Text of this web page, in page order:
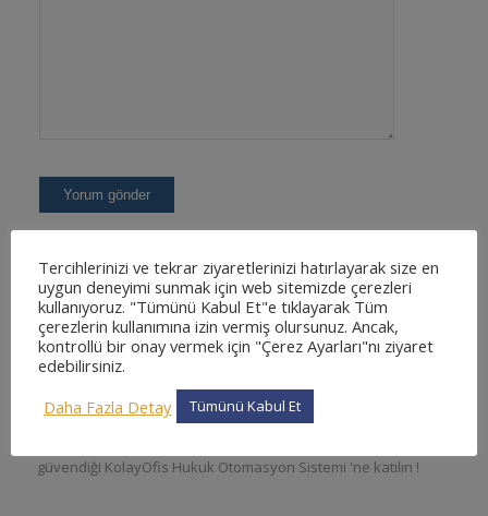
KOLAYOFIS HUKUK OTOMASYON SISTEMI NEDIR
En kapsamlı ve en detaylı, kullanımı kolay web tabanlı hukuk
güvendiği KolayOfis Hukuk Otomasyon Sistemi 'ne katılın !
Tercihlerinizi ve tekrar ziyaretlerinizi hatırlayarak size en
uygun deneyimi sunmak için web sitemizde çerezleri
kullanıyoruz. "Tümünü Kabul Et"e tıklayarak Tüm
çerezlerin kullanımına izin vermiş olursunuz. Ancak,
kontrollü bir onay vermek için "Çerez Ayarları"nı ziyaret
edebilirsiniz.
Daha Fazla Detay
Tümünü Kabul Et